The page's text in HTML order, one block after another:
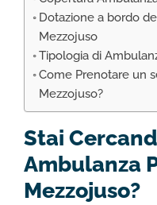
Dotazione a bordo
Mezzojuso
Tipologia di
Come Prenotare un
Mezzojuso?
Stai
Ambulanza
Mezzojuso?